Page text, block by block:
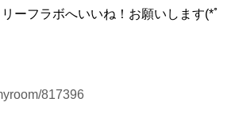
ーフラボへいいね！お願いします(*ﾟ
817396